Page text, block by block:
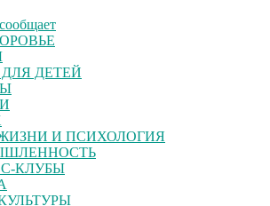
ДЕТЕЙ
И ПСИХОЛОГИЯ
КЛУБЫ